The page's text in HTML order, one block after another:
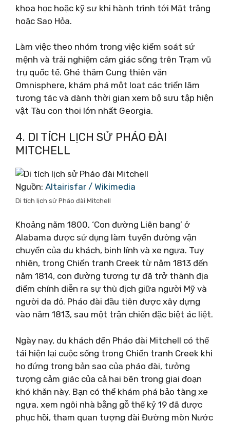
khoa học hoặc kỹ sư khi hành trình tới Mặt trăng
hoặc Sao Hỏa.
Làm việc theo nhóm trong việc kiểm soát sứ
mệnh và trải nghiệm cảm giác sống trên Trạm vũ
trụ quốc tế. Ghé thăm Cung thiên văn
Omnisphere, khám phá một loạt các triển lãm
tương tác và dành thời gian xem bộ sưu tập hiện
vật Tàu con thoi lớn nhất Georgia.
4. DI TÍCH LỊCH SỬ PHÁO ĐÀI
MITCHELL
Nguồn: Altairisfar / Wikimedia
Di tích lịch sử Pháo đài Mitchell
Khoảng năm 1800, ‘Con đường Liên bang’ ở
Alabama được sử dụng làm tuyến đường vận
chuyển của du khách, binh lính và xe ngựa. Tuy
nhiên, trong Chiến tranh Creek từ năm 1813 đến
năm 1814, con đường tương tự đã trở thành địa
điểm chính diễn ra sự thù địch giữa người Mỹ và
người da đỏ. Pháo đài đầu tiên được xây dựng
vào năm 1813, sau một trận chiến đặc biệt ác liệt.
Ngày nay, du khách đến Pháo đài Mitchell có thể
tái hiện lại cuộc sống trong Chiến tranh Creek khi
họ đứng trong bản sao của pháo đài, tưởng
tượng cảm giác của cả hai bên trong giai đoạn
khó khăn này. Bạn có thể khám phá bảo tàng xe
ngựa, xem ngôi nhà bằng gỗ thế kỷ 19 đã được
phục hồi, tham quan tượng đài Đường mòn Nước